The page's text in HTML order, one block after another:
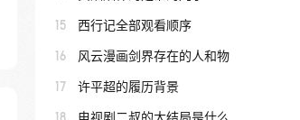
15 西行记全部观看顺序
16 风云漫画剑界存在的人和物
17 许平超的履历背景